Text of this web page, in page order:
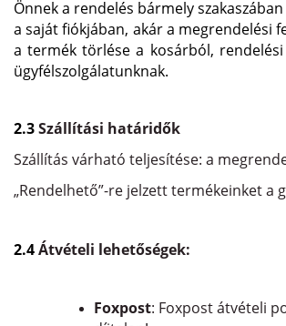
Önnek a rendelés bármely
a saját fiókjában, akár a megrendelési
a termék törlése a kosárból,
ügyfélszolgálatunknak.
2.3Szállítási határidők
Szállítás várható teljesítése: a
„Rendelhető”-re jelzett termékeinket
2.4Átvételi lehetőségek:
Foxpost: Foxpost átvételi